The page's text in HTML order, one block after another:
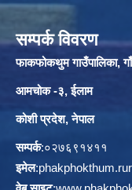
सम्पर्क विवरण
फाकफोकथुम गाउँपालिका,
आमचोक -३, ईलाम
कोशी प्रदेश, नेपाल
सम्पर्क:०२७६९१४११
इमेल: